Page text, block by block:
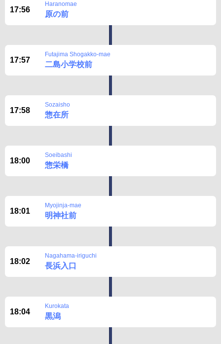
17:56
Haranomae
原の前
17:57
Futajima Shogakko-mae
二島小学校前
17:58
Sozaisho
惣在所
18:00
Soeibashi
惣栄橋
18:01
Myojinja-mae
明神社前
18:02
Nagahama-iriguchi
長浜入口
18:04
Kurokata
黒潟